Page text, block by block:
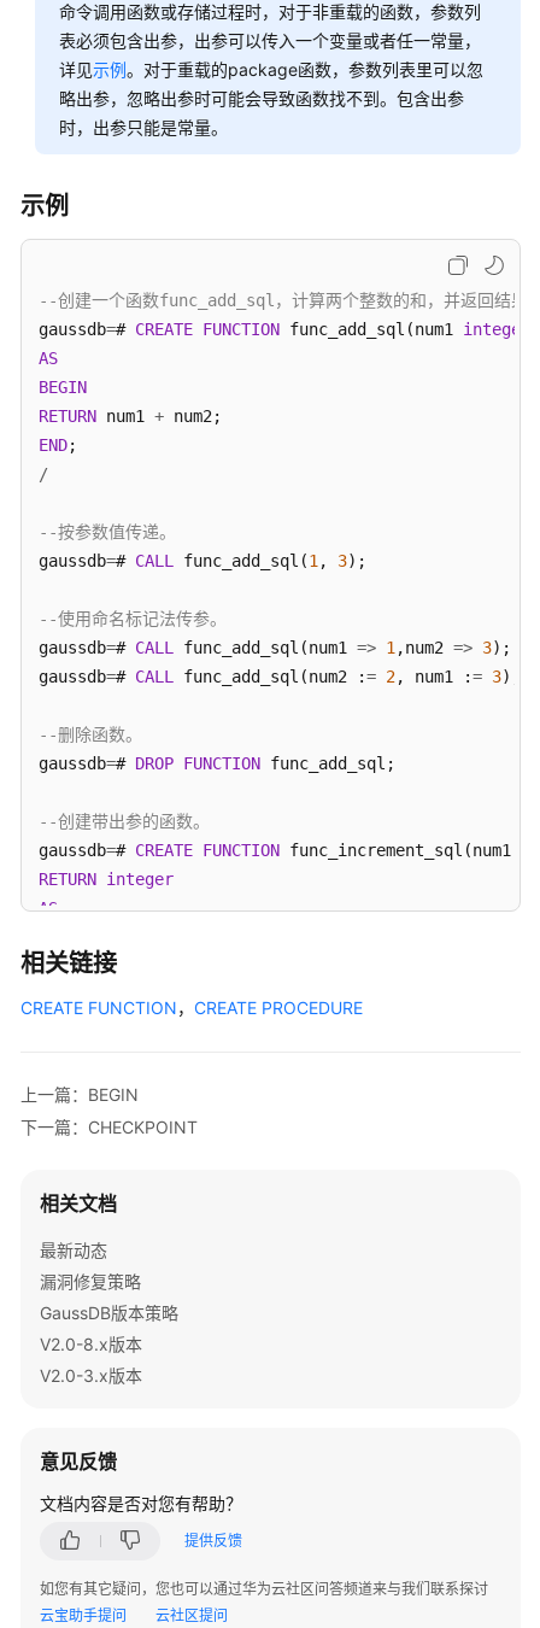
指
南
（集
中
式
南
（分
式
_V2.0-
8.x）
发
中
式
_V2.0-
开
指
南
（分
_V2.0-
3.x）
指
（集
式
_V2.0-
3.x）
库
系
述
数
安
全
命令调用函数或存储过程时，对于非重载的函数，参数列
表必须包含出参，出参可以传入一个变量或者任一常量，
详见示例。对于重载的package函数，参数列表里可以忽
略出参，忽略出参时可能会导致函数找不到。包含出参
时，出参只能是常量。
示例
--创建一个函数func_add_sql，计算两个整数的和，并返回结果
gaussdb=# CREATE FUNCTION func_add_sql(num1 integer
AS
BEGIN
RETURN num1 +
END
/
--按参数值传递。
gaussdb=# CALL func_add_sql(1 , 3);
--使用命名标记法传参。
gaussdb=# CALL func_add_sql(num1 => 1 ,num2 => 3);
gaussdb=# CALL func_add_sql(num2 := 2, num1 := 3);
--删除函数。
gaussdb=# DROP FUNCTION func_add_sql;
--创建带出参的函数。
gaussdb=# CREATE FUNCTION func_increment_sql(num1
RETURN integer
AS
res := num1
gaussdb=#
相关链接
CREATE FUNCTION， CREATE PROCEDURE
上一篇：BEGIN
下一篇：CHECKPOINT
相关文档
最新动态
漏洞修复策略
GaussDB版本策略
V2.0-8.x版本
V2.0-3.x版本
意见反馈
文档内容是否对您有帮助？
提供反馈
如您有其它疑问，您也可以通过华为云社区问答频道来与我们联系探讨
云宝助手提问
云社区提问